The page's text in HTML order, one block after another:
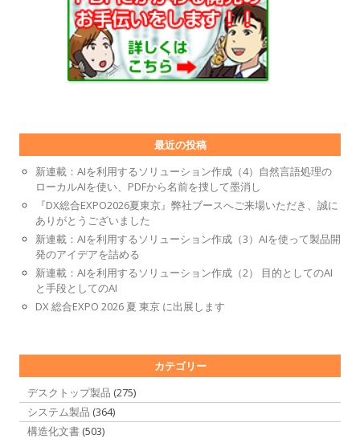
最近の投稿
新連載：AIを利用するソリューション作成（4）自然言語処理の
ローカルAIを使い、PDFから名前を捜して墨消し
『DX総合EXPO2026夏東京』弊社ブースへご来場いただき、誠に
ありがとうございました
新連載：AIを利用するソリューション作成（3）AIを使って製品開
発のアイデアを詰める
新連載：AIを利用するソリューション作成（2） 目的としてのAI
と手段としてのAI
DX 総合EXPO 2026 夏 東京 に出展します
カテゴリー
デスクトップ製品 (275)
システム製品 (364)
構造化文書 (503)